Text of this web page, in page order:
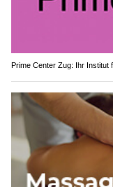
Prime Center Zug: Ihr